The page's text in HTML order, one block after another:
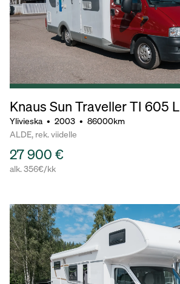
Knaus Sun Traveller TI 605 L
Ylivieska • 2003 • 86000km
ALDE, rek. viidelle
27 900 €
alk. 356€/kk